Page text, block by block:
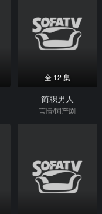
全 12 集
简职男人
言情/国产剧